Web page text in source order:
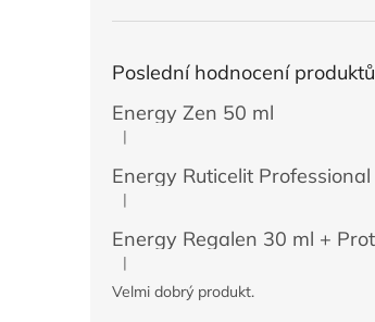
Poslední hodnocení produktů
Energy Zen 50 ml
Hodnocení produktu je 5 z 5 hvězdiček.
|
Hodnocení produktu je 5 z 5 hvězdiček.
|
Hodnocení produktu je 5 z 5 hvězdiček.
|
Velmi dobrý produkt.